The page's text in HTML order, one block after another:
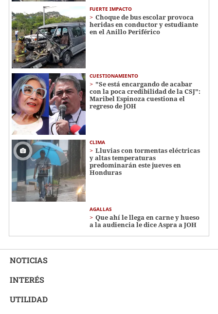
FUERTE IMPACTO
Choque de bus escolar provoca
heridas en conductor y estudiante
en el Anillo Periférico
CUESTIONAMIENTO
"Se está encargando de acabar
con la poca credibilidad de la CSJ":
Maribel Espinoza cuestiona el
regreso de JOH
CLIMA
Lluvias con tormentas eléctricas
y altas temperaturas
predominarán este jueves en
Honduras
AGALLAS
Que ahí le llega en carne y hueso
a la audiencia le dice Aspra a JOH
NOTICIAS
INTERÉS
UTILIDAD